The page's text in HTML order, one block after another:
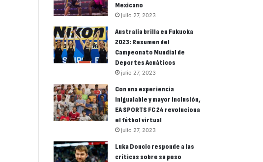
Mexicano
julio 27, 2023
Australia brilla en Fukuoka
2023: Resumen del
Campeonato Mundial de
Deportes Acuáticos
julio 27, 2023
Con una experiencia
inigualable y mayor inclusión,
EA SPORTS FC 24 revoluciona
el fútbol virtual
julio 27, 2023
Luka Doncic responde a las
críticas sobre su peso